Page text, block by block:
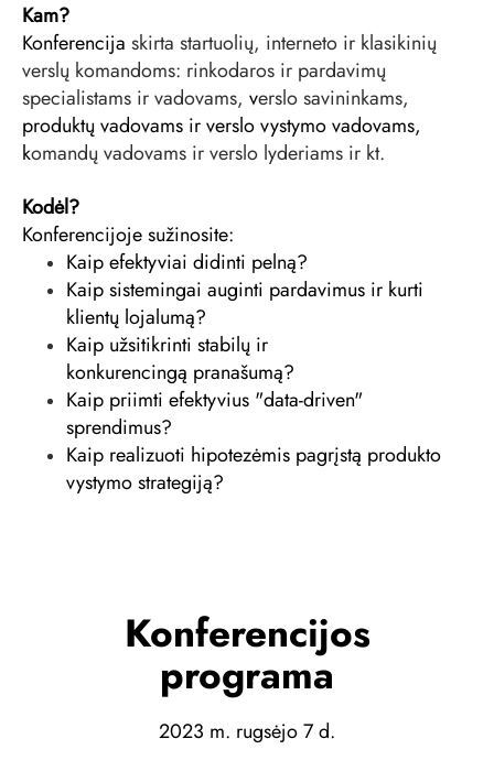
Kam?
Konferencija skirta startuolių, interneto ir klasikinių
verslų komandoms: rinkodaros ir pardavimų
specialistams ir vadovams, verslo savininkams,
produktų vadovams ir verslo vystymo vadovams,
komandų vadovams ir verslo lyderiams ir kt.
Kodėl?
Konferencijoje sužinosite:
Kaip efektyviai didinti pelną?
Kaip sistemingai auginti pardavimus ir kurti
klientų lojalumą?
Kaip užsitikrinti stabilų ir
konkurencingą pranašumą?
Kaip priimti efektyvius "data-driven"
sprendimus?
Kaip realizuoti hipotezėmis pagrįstą produkto
vystymo strategiją?
Konferencijos
programa
2023 m. rugsėjo 7 d.